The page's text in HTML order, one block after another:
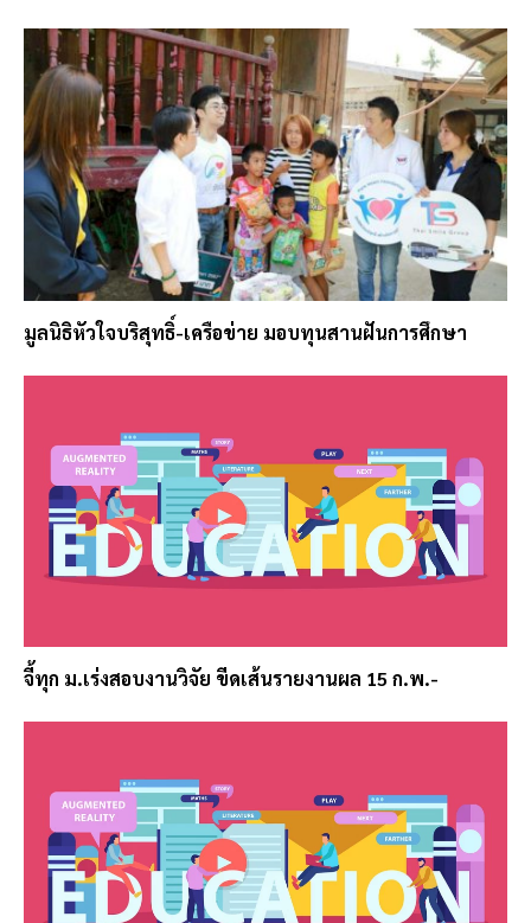
มูลนิธิหัวใจบริสุทธิ์-เครือข่าย มอบทุนสานฝันการศึกษา
จี้ทุก ม.เร่งสอบงานวิจัย ขีดเส้นรายงานผล 15 ก.พ.-